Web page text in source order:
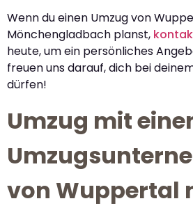
Wenn du einen Umzug von
Mönchengladbach planst,
heute, um ein persönliches
freuen uns darauf, dich bei
dürfen!
Umzug mit
von Wuppertal